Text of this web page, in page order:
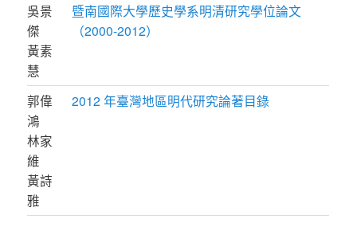
吳景
傑
黃素
慧
暨南國際大學歷史學系明清研究學位論文
（2000-2012）
郭偉
鴻
林家
維
黃詩
雅
2012 年臺灣地區明代研究論著目錄